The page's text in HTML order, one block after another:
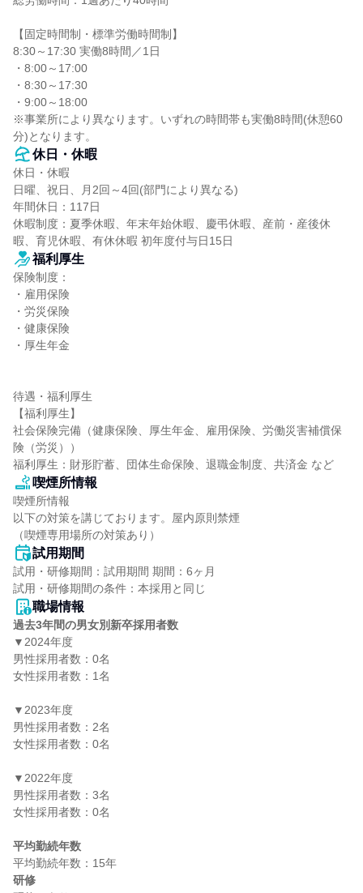
【固定時間制・標準労働時間制】
8:30～17:30 実働8時間／1日
・8:00～17:00
・8:30～17:30
・9:00～18:00
※事業所により異なります。いずれの時間帯も実働8時間(休憩60
分)となります。
休日・休暇
休日・休暇
日曜、祝日、月2回～4回(部門により異なる)
年間休日：117日
休暇制度：夏季休暇、年末年始休暇、慶弔休暇、産前・産後休
暇、育児休暇、有休休暇 初年度付与日15日
福利厚生
保険制度：
・雇用保険
・労災保険
・健康保険
・厚生年金
待遇・福利厚生
【福利厚生】
社会保険完備（健康保険、厚生年金、雇用保険、労働災害補償保
険（労災））
福利厚生：財形貯蓄、団体生命保険、退職金制度、共済金 など
喫煙所情報
喫煙所情報
以下の対策を講じております。屋内原則禁煙
（喫煙専用場所の対策あり）
試用期間
試用・研修期間：試用期間 期間：6ヶ月
職場情報
過去3年間の男女別新卒採用者数
▼2024年度
男性採用者数：0名
女性採用者数：1名
▼2023年度
男性採用者数：2名
女性採用者数：0名
▼2022年度
男性採用者数：3名
女性採用者数：0名
平均勤続年数
研修